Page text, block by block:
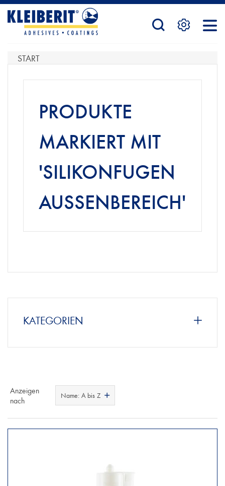
STARTSEITE
PRODUKTE
START
PRODUKTE
MARKIERT MIT
'SILIKONFUGEN
AUSSENBEREICH'
KATEGORIEN
Anzeigen
nach
Name: A bis Z